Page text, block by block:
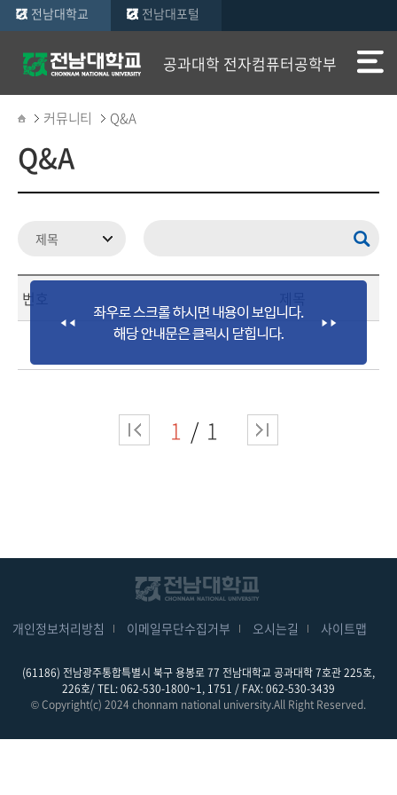
전남대학교 전남대포털
공과대학 전자컴퓨터공학부
커뮤니티 Q&A
Q&A
번호
1 1
개인정보처리방침 이메일무단수집거부 오시는길 사이트맵
(61186) 전남광주통합특별시 북구 용봉로 77 전남대학교 공과대학 7호관 225호,
226호/ TEL: 062-530-1800~1, 1751 / FAX: 062-530-3439
© Copyright(c) 2024 chonnam national university.All Right Reserved.